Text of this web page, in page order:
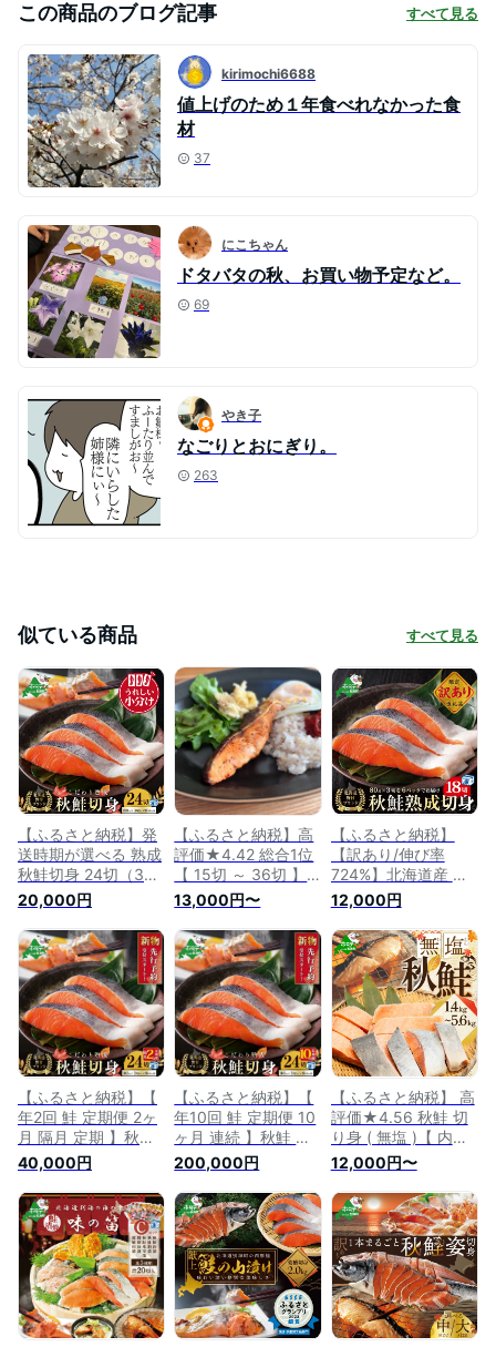
この商品のブログ記事 すべて見る
kirimochi6688
値上げのため１年食べれなかった食
材
37
にこちゃん
ドタバタの秋、お買い物予定など。
69
やき子
なごりとおにぎり。
263
似ている商品 すべて見る
【ふるさと納税】発
送時期が選べる 熟成
秋鮭切身 24切（3切
8pc） ( ふるさと納
税 鮭 切り身 ふるさ
と納税 訳あり 鮭 ふ
るさと納税 さけ ふ
るさと納税 サケ き
りみ ふるさと納税
魚 切り身 ふるさと
焼き魚 ふるさと納税
サーモン 国産 秋 旬 )
20,000円
【ふるさと納税】高
評価★4.42 総合1位
【 15切 ～ 36切 】
便利な小分け 熟成
秋鮭切身 （ ふるさ
と納税 鮭 切り身 訳
あり ふるさと納税
鮭 切身 さけ シャケ
秋鮭 ふるさと 小分
け 天然 発送時期が
選べる 魚 海鮮 人気
ランキング 北海道
別海町 ふるさと納税
）
13,000円〜
【ふるさと納税】
【訳あり/伸び率
724%】北海道産 鮭
切り身 18切（3切入
×6P）【小分け】 (
ふるさと納税 鮭 切
り身 ふるさと納税
訳あり 鮭 ふるさと
納税 さけ ふるさと
納税 鮭 わけあり き
りみ 魚 切り身 ふる
さと 鮭 ふるさと さ
け シャケ 北海道 秋
旬 )
12,000円
【ふるさと納税】【
年2回 鮭 定期便 2ヶ
月 隔月 定期 】秋鮭
切り身 24切 ( 小分け
3切入×8P) × 全 2回
( ふるさと納税 さけ
ふるさと納税 鮭 切
り身 ふるさと納税
サケ ふるさと納税
天然 鮭 ふるさと納
税 訳あり 鮭 送料無
料 秋 旬 ）
40,000円
【ふるさと納税】【
年10回 鮭 定期便 10
ヶ月 連続 】秋鮭 の
切り身 24切 ( 小分け
3切入×8P) × 全 10
回 ( ふるさと納税 さ
け ふるさと納税 鮭
切り身 ふるさと納税
サケ ふるさと納税
天然 鮭 ふるさと納
税 訳あり 鮭 送料無
料 秋 旬 ）
200,000円
【ふるさと納税】 高
評価★4.56 秋鮭 切
り身 ( 無塩 )【 内容
量が選べる1.4kg ～
5.6kg】（ ふるさと
納税 鮭 ふるさと納
税 秋鮭 サケ ふるさ
と納税 シャケ ふる
さと納税 鮭 切り身
北海道 別海町 ふる
さと 海鮮 魚 切身 訳
あり ふるさと 不揃
い 北海道別海町）
12,000円〜